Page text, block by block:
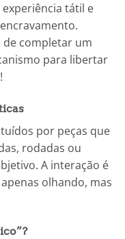
tátil e
de completar um
para libertar
por peças que
rodadas ou
A interação é
olhando, mas